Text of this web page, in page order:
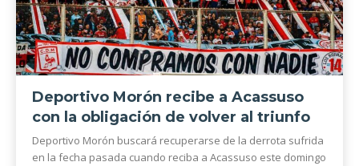
Deportivo Morón recibe a Acassuso
con la obligación de volver al triunfo
Deportivo Morón buscará recuperarse de la derrota sufrida
en la fecha pasada cuando reciba a Acassuso este domingo